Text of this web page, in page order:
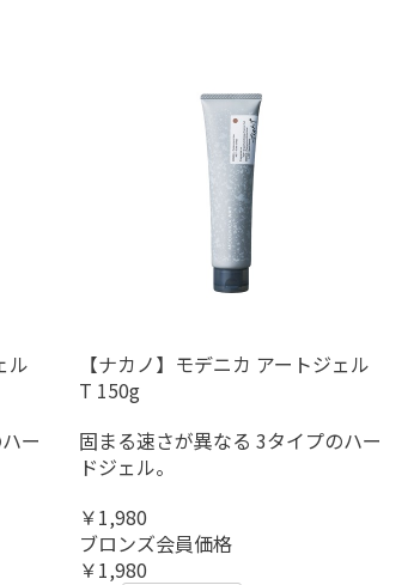
ル
ー
【ナカノ】モデニカ アートジェル
T 150g
固まる速さが異なる 3タイプのハー
ドジェル。
￥1,980
ブロンズ会員価格
￥1,980